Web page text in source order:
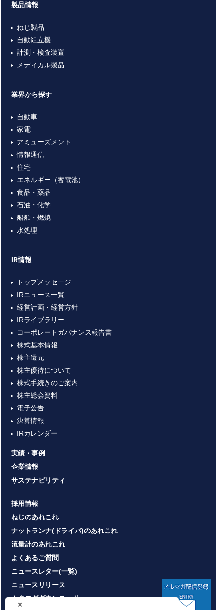
製品情報
ねじ製品
自動組立機
計測・検査装置
メディカル製品
業界から探す
自動車
家電
アミューズメント
情報通信
住宅
エネルギー（蓄電池）
食品・薬品
石油・化学
船舶・燃焼
水処理
IR情報
トップメッセージ
IRニュース一覧
経営計画・経営方針
IRライブラリー
コーポレートガバナンス報告書
株式基本情報
株主還元
株主優待について
株式手続きのご案内
株主総会資料
電子公告
決算情報
IRカレンダー
実績・事例
企業情報
サステナビリティ
採用情報
ねじのあれこれ
ナットランナ(ドライバ)のあれこれ
流量計のあれこれ
よくあるご質問
ニュースレター(一覧)
ニュースリリース
カタログダウンロード